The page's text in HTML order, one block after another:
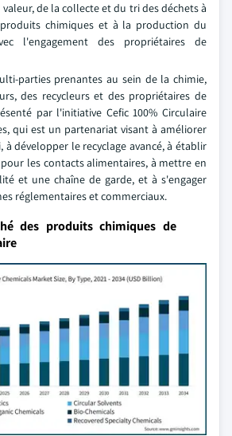
de la collecte et du tri des déchets à
chimiques et à la production du
l'engagement des propriétaires de
parties prenantes au sein de la chimie,
des recycleurs et des propriétaires de
par l'initiative Cefic 100% Circulaire
qui est un partenariat visant à améliorer
développer le recyclage avancé, à établir
les contacts alimentaires, à mettre en
et une chaîne de garde, et à s'engager
réglementaires et commerciaux.
des produits chimiques de